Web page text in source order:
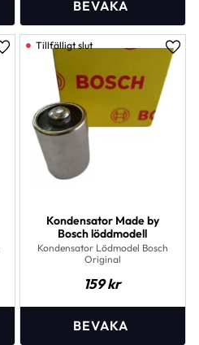
Lägg till i favoriter
Kondensator Made by
Bosch löddmodell
Kondensator Lödmodel Bosch
Original
159kr